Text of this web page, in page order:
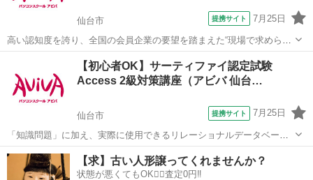
仙台市 提携サイト 7月25日
高い認知度を誇り、全国の会員企業の要望を踏まえた“現場で求められ
ているスキル”、つまり実務を強く想定したスキルが身につく「日商PC
検定 データ活用2級」の取得に向けた学習を行います。
その他
【初心者OK】サーティファイ認定試験
Access 2級対策講座（アビバ 仙台…
仙台市 提携サイト 7月25日
「知識問題」に加え、実際に使用できるリレーショナルデータベース
を作成する「実技問題」を解くことで、実践的な能力を証明できる資
格制度の、2級対策講座です。
宮城 仙台市 その他
【求】古い人形譲ってくれませんか？
状態が悪くてもOK🙆‍♀️査定0円‼️